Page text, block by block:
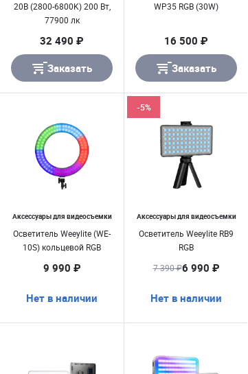
20B (2800-6800K) 200 Вт,
77900 лк
32 490 ₽
Заказать
WP35 RGB (30W)
16 500 ₽
Заказать
Аксессуары для видеосъемки
Осветитель Weeylite (WE-
10S) кольцевой RGB
9 990 ₽
Нет в наличии
Аксессуары для видеосъемки
Осветитель Weeylite RB9
RGB
-5%
7 390 ₽6 990 ₽
Нет в наличии